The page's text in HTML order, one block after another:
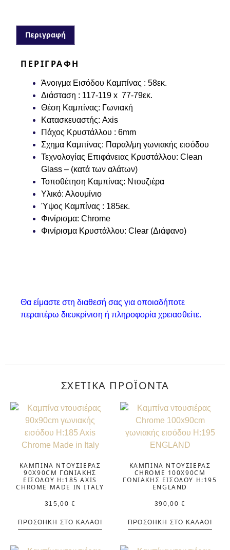
Περιγραφή
ΠΕΡΙΓΡΑΦΉ
Άνοιγμα Εισόδου Καμπίνας : 58εκ.
Διάσταση : 117-119 x 77-79εκ.
Θέση Καμπίνας: Γωνιακή
Κατασκευαστής: Axis
Πάχος Κρυστάλλου : 6mm
Σχημα Καμπίνας: Παραλ/μη γωνιακής εισόδου
Τεχνολογίας Επιφάνειας Κρυστάλλου: Clean
Glass – (κατά των αλάτων)
Τοποθέτηση Καμπίνας: Ντουζιέρα
Υλικό: Αλουμίνιο
Ύψος Καμπίνας : 185εκ.
Φινίρισμα: Chrome
Φινίρισμα Κρυστάλλου: Clear (Διάφανο)
Θα είμαστε στη διαθεσή σας για οποιαδήποτε
περαιτέρω διευκρίνιση ή πληροφορία χρειασθείτε.
ΣΧΕΤΙΚΆ ΠΡΟΪΌΝΤΑ
ΚΑΜΠΊΝΑ ΝΤΟΥΣΙΈΡΑΣ
90X90CM ΓΩΝΙΑΚΉΣ
ΕΙΣΌΔΟΥ H:185 AXIS
CHROME MADE IN ITALY
315,00 €
ΠΡΟΣΘΉΚΗ ΣΤΟ ΚΑΛΆΘΙ
ΚΑΜΠΊΝΑ ΝΤΟΥΣΙΈΡΑΣ
CHROME 100X90CM
ΓΩΝΙΑΚΉΣ ΕΙΣΌΔΟΥ H:195
ENGLAND
390,00 €
ΠΡΟΣΘΉΚΗ ΣΤΟ ΚΑΛΆΘΙ